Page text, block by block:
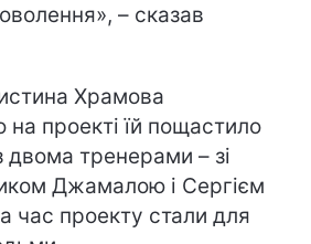
– сказав
Храмова
на проекті їй пощастило
тренерами – зі
Джамалою і Сергієм
час проекту стали для